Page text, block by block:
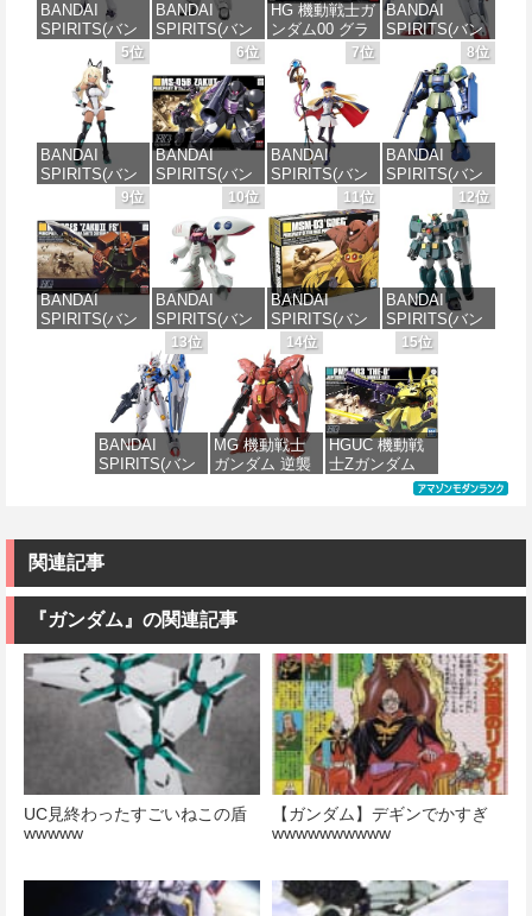
BANDAI
SPIRITS(バン
ダイ スピリッ
ツ) 30MS SIS-
J00 メルンジ
ャ[カラーA] 色
分け済みプラ
モデル
価格：¥4,200
BANDAI
SPIRITS(バン
ダイ スピリッ
ツ) 機動警察パ
トレイバー
EZY RG 1/48
AV-98Plus (イ
ングラム・プ
ラス) 色分け済
みプラモデル
価格：¥6,600
HG 機動戦士ガ
ンダム00 グラ
ハム専用ユニ
オンフラッグ
カスタム 1/144
スケール 色分
け済みプラモ
デル
価格：¥1,800
BANDAI
SPIRITS(バン
ダイ スピリッ
ツ) HGAW 機
動新世紀ガン
ダムX ガンダ
ムエアマスタ
ー 1/144スケー
ル 色分け済み
プラモデル
価格：¥3,100
5位
BANDAI
SPIRITS(バン
ダイスピリッ
ツ) 30MS SIS-
H00 セスティ
エ[カラーC] 色
分け済みプラ
モデル
価格：¥4,500
6位
BANDAI
SPIRITS(バン
ダイ スピリッ
ツ) HGUC 機動
戦士ガンダム
ザクI(黒い三連
星仕様) 1/144
スケール 色分
け済みプラモ
デル
価格：¥2,200
7位
BANDAI
SPIRITS(バン
ダイ スピリッ
ツ) 30MS
Fate/Grand
Order アルトリ
ア・キャスタ
ー 色分け済み
プラモデル
価格：¥7,800
8位
BANDAI
SPIRITS(バン
ダイ スピリッ
ツ) HGUC
1/144 HGUC
MS-05BザクI
(機動戦士ガン
ダム)
価格：¥2,300
9位
BANDAI
SPIRITS(バン
(ガルマ専用機)
(機動戦士ガン
価格：¥2,982
10位
BANDAI
SPIRITS(バン
ダイ スピリッ
ツ) HGUC 195
機動戦士Zガン
ダム キュベレ
イ 1/144スケー
ル 色分け済み
プラモデル
11位
BANDAI
SPIRITS(バン
ダイ スピリッ
ツ) HGUC 機動
戦士ガンダム
MSM-03 ゴッ
グ 1/144スケー
ル 色分け済み
プラモデル
12位
BANDAI
SPIRITS(バン
ダイ スピリッ
ツ) HG 機動新
世紀ガンダムX
ガンダムレオ
パルド 1/144ス
ケール 色分け
済みプラモデ
ル
13位
BANDAI
SPIRITS(バン
機動戦士ガン
ダム 水星の魔
アリアル 1/100
スケール 色分
け済みプラモ
デル
価格：¥4,280
14位
MG 機動戦士
ガンダム 逆襲
ケール 色分け
価格：¥13,500
15位
HGUC 機動戦
士Zガンダム
PMX-003 ジ・
プラモデル
関連記事
『ガンダム』の関連記事
UC見終わったすごいねこの盾
wwwww
【ガンダム】デギンでかすぎ
wwwwwwwwww